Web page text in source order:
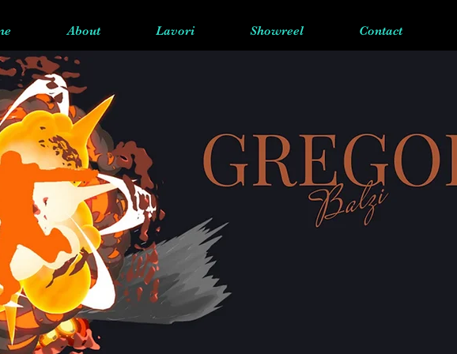
About Lavori Showreel Contact